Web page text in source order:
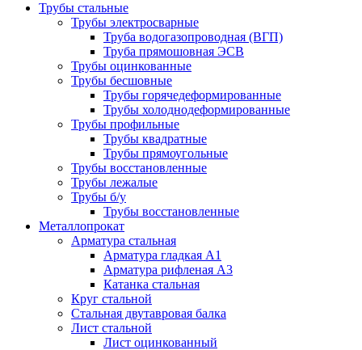
Трубы стальные
Трубы электросварные
Труба водогазопроводная (ВГП)
Труба прямошовная ЭСВ
Трубы оцинкованные
Трубы бесшовные
Трубы горячедеформированные
Трубы холоднодеформированные
Трубы профильные
Трубы квадратные
Трубы прямоугольные
Трубы восстановленные
Трубы лежалые
Трубы б/у
Трубы восстановленные
Металлопрокат
Арматура стальная
Арматура гладкая А1
Арматура рифленая А3
Катанка стальная
Круг стальной
Стальная двутавровая балка
Лист стальной
Лист оцинкованный